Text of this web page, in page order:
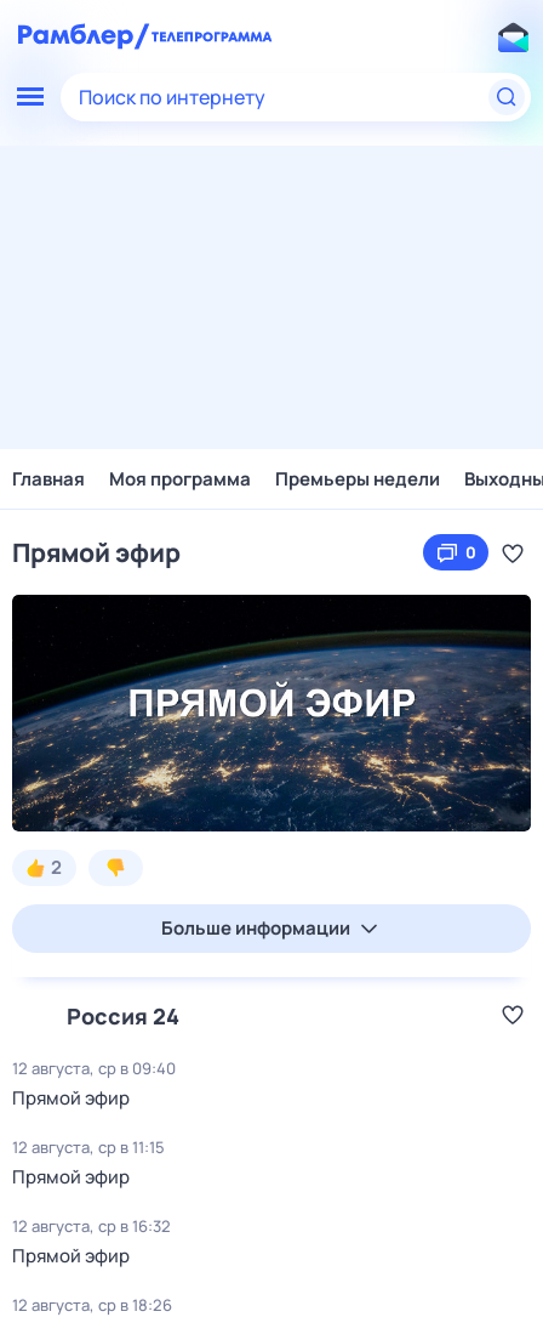
Поиск по интернету
Главная Моя программа Премьеры недели
Прямой эфир 0
2
Больше информации
Россия 24
12 августа, ср в 09:40
Прямой эфир
12 августа, ср в 11:15
Прямой эфир
12 августа, ср в 16:32
Прямой эфир
12 августа, ср в 18:26